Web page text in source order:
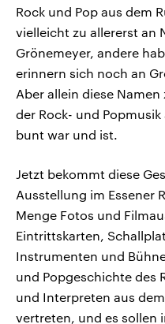
Rock und Pop aus dem
vielleicht zu allererst an
Grönemeyer, andere
erinnern sich noch an
Aber allein diese
der Rock- und
bunt war und ist.
Jetzt bekommt diese
Ausstellung im Essener
Menge Fotos und
Eintrittskarten,
Instrumenten und
und Popgeschichte des
und Interpreten aus
vertreten, und es sollen